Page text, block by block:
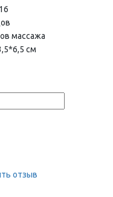
массажа
см
отзыв